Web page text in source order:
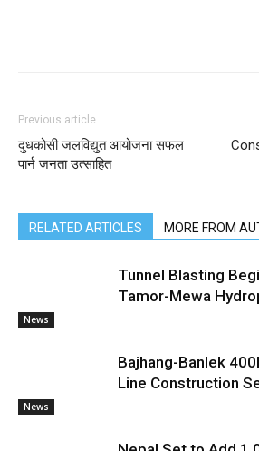
Previous article
दुधकोसी जलविद्युत आयोजना सफल
पार्न जनता उत्साहित
RELATED ARTICLES MORE FROM
News
Tunnel Blasting
Tamor-Mewa
News
Bajhang-Banlek
Line Construction